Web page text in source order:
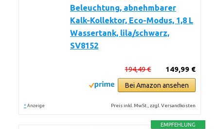
Beleuchtung, abnehmbarer
Kalk-Kollektor, Eco-Modus, 1,8 L
Wassertank, lila/schwarz,
SV8152
149,99 €
194,49 €
Bei Amazon ansehen
* Anzeige Preis inkl. MwSt., zzgl. Versandkosten
EMPFEHLUNG